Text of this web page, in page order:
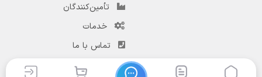
تأمین‌کنندگان
خدمات
تماس با ما